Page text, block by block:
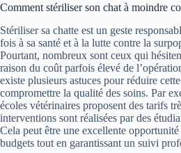
Comment stériliser son chat à moindre
Stériliser sa chatte est un geste
fois à sa santé et à la lutte contre la
Pourtant, nombreux sont ceux qui
raison du coût parfois élevé de
existe plusieurs astuces pour réduire
compromettre la qualité des soins. Par
écoles vétérinaires proposent des tarifs
interventions sont réalisées par des
Cela peut être une excellente
budgets tout en garantissant un suivi